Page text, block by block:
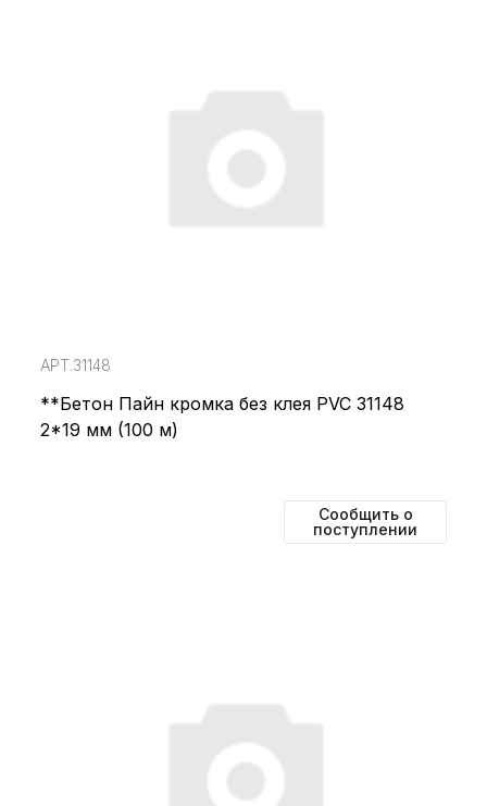
АРТ.31148
**Бетон Пайн кромка без клея PVC 31148
2*19 мм (100 м)
Сообщить о
поступлении